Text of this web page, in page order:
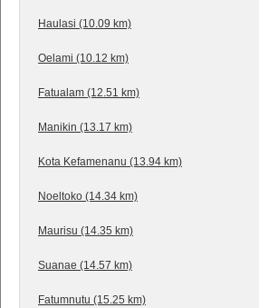
Haulasi (10.09 km)
Oelami (10.12 km)
Fatualam (12.51 km)
Manikin (13.17 km)
Kota Kefamenanu (13.94 km)
Noeltoko (14.34 km)
Maurisu (14.35 km)
Suanae (14.57 km)
Fatumnutu (15.25 km)